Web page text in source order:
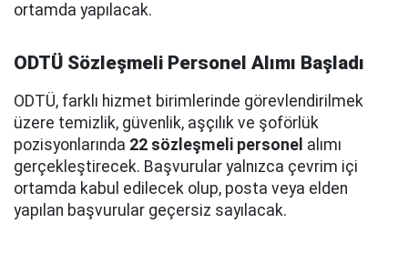
ortamda yapılacak.
ODTÜ Sözleşmeli Personel Alımı Başladı
ODTÜ, farklı hizmet birimlerinde görevlendirilmek
üzere temizlik, güvenlik, aşçılık ve şoförlük
pozisyonlarında 22 sözleşmeli personel alımı
gerçekleştirecek. Başvurular yalnızca çevrim içi
ortamda kabul edilecek olup, posta veya elden
yapılan başvurular geçersiz sayılacak.